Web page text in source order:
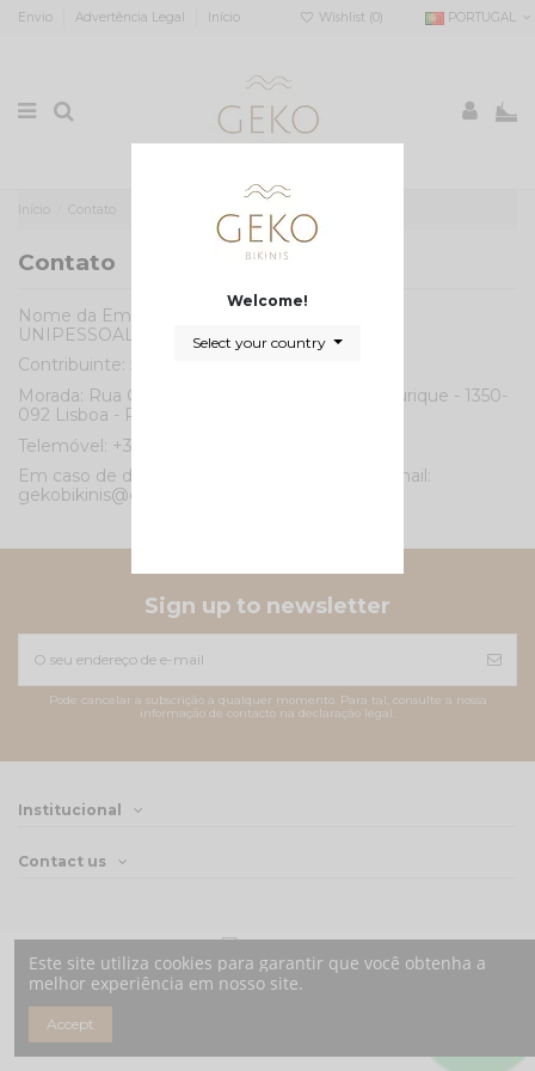
Envio Advertência Legal Início Wishlist (0) PORTUGAL
Welcome!
Select your country
Início Contato
Contato
Nome da Empresa: JOZELA GAMA SOC.
UNIPESSOAL,LDA
Contribuinte: 514 991 119
Morada: Rua Correia Teles, 19 C - Campo de Ourique - 1350-
092 Lisboa - PT
Telemóvel: +351 - 911926131
Em caso de dúvidas entre em contato por e-mail:
gekobikinis@gmail.com
Sign up to newsletter
Pode cancelar a subscrição a qualquer momento. Para tal, consulte a nossa
informação de contacto na declaração legal.
Institucional
Contact us
Este site utiliza cookies para garantir que você obtenha a
melhor experiência em nosso site.
Accept